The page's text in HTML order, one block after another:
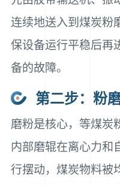
连续地送入到煤炭粉
保设备运行平稳后再
备的故障。
第二步：粉
磨粉是核心，等煤炭
内部磨辊在离心力和
行摆动，煤炭物料被